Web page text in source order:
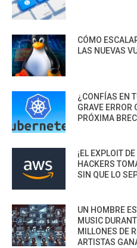
CÓMO
LAS NUEVAS
¿CONFÍAS EN
GRAVE ERROR
PRÓXIMA
¡EL EXPLOIT
HACKERS
SIN QUE LO
UN HOMBRE
MUSIC
MILLONES DE
ARTISTAS